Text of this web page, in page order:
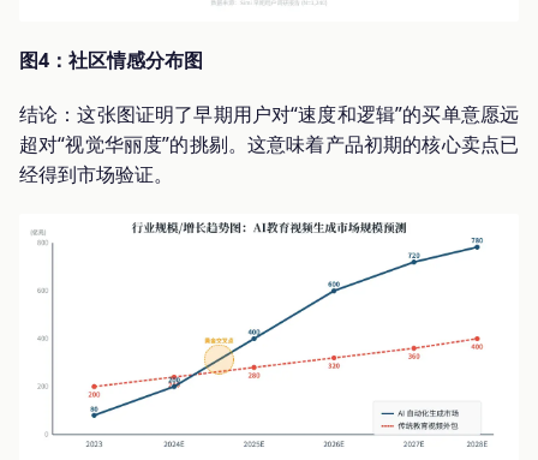
图4：社区情感分布图
结论：这张图证明了早期用户对“速度和逻辑”的买单意愿远
超对“视觉华丽度”的挑剔。这意味着产品初期的核心卖点已
经得到市场验证。